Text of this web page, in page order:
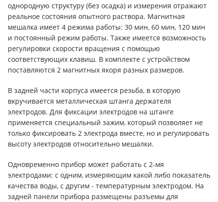
однородную структуру (без осадка) и измерения отражают
реальное состояния опытного раствора. Магнитная
мешалка имеет 4 режима работы: 30 мин, 60 мин, 120 мин
и постоянный режим работы. Также имеется возможность
регулировки скорости вращения с помощью
соответствующих клавиш. В комплекте с устройством
поставляются 2 магнитных якоря разных размеров.
В задней части корпуса имеется резьба, в которую
вкручивается металлическая штанга держателя
электродов. Для фиксации электродов на штанге
применяется специальный зажим, который позволяет не
только фиксировать 2 электрода вместе, но и регулировать
высоту электродов относительно мешалки.
Одновременно прибор может работать c 2-мя
электродами: с одним, измеряющим какой либо показатель
качества воды, c другим - температурным электродом. На
задней панели прибора размещены разъемы для